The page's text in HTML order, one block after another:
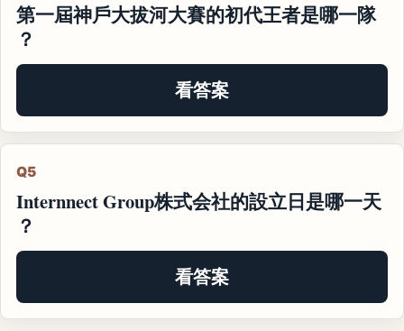
第一屆神戶大拔河大賽的初代王者是哪一隊
？
看答案
Q5
Internnect Group株式会社的設立日是哪一天
？
看答案